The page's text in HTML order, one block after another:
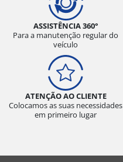
ASSISTÊNCIA 360°
Para a manutenção regular do
veículo
ATENÇÃO AO CLIENTE
Colocamos as suas necessidades
em primeiro lugar